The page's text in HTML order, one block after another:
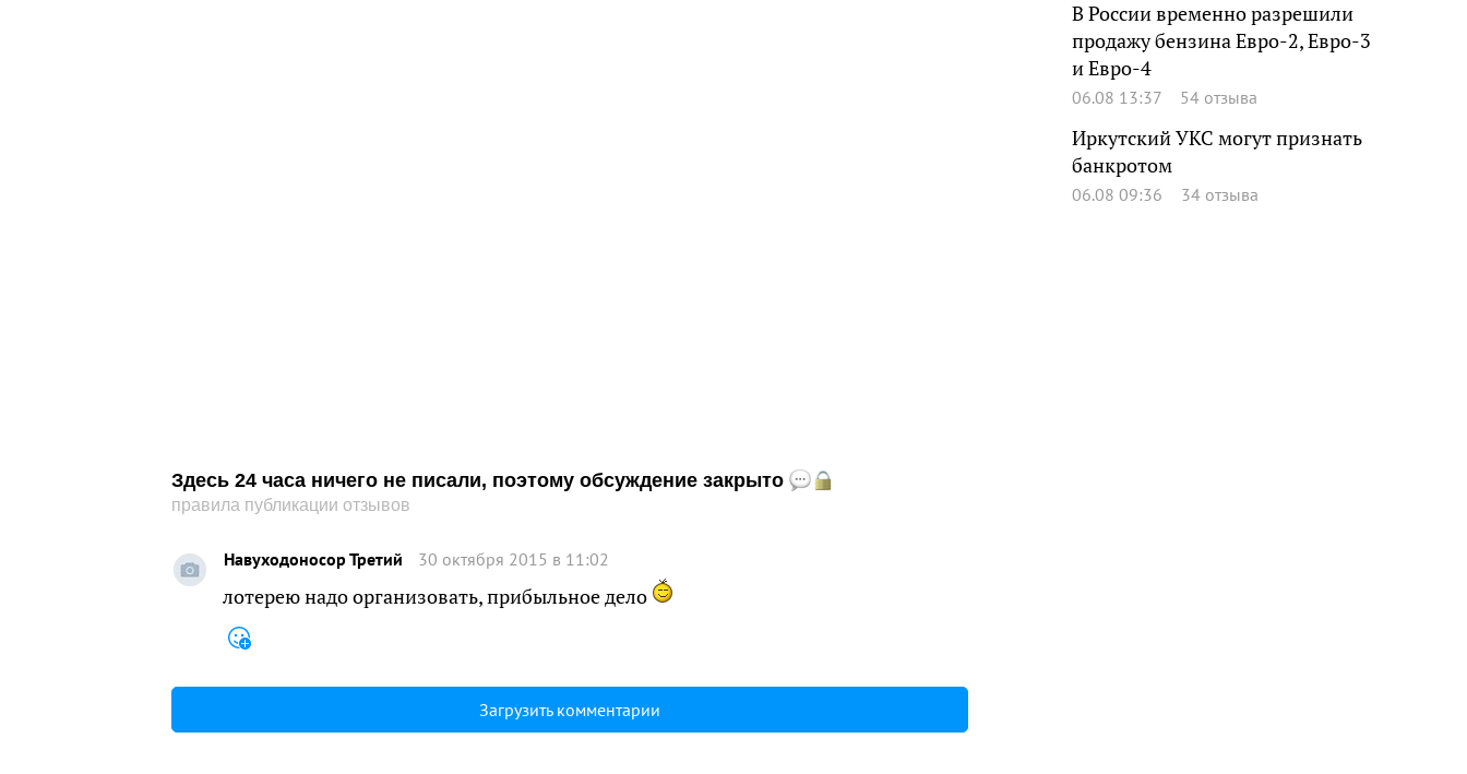
Здесь 24 часа ничего не писали, поэтому обсуждение закрыто
правила публикации отзывов
Навуходоносор Третий 30 октября 2015 в 11:02
лотерею надо организовать, прибыльное дело
Загрузить комментарии
В России временно разрешили
продажу бензина Евро-2, Евро-3
и Евро-4
06.08 13:37 54 отзыва
Иркутский УКС могут признать
банкротом
06.08 09:36 34 отзыва